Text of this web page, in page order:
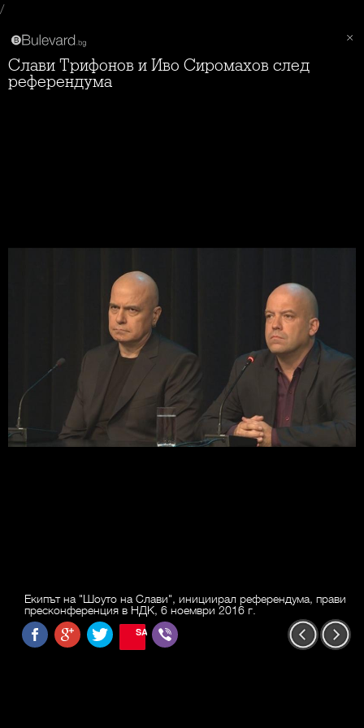
/
Слави Трифонов и Иво Сиромахов след
референдума
Екипът на "Шоуто на Слави", инициирал референдума, прави
пресконференция в НДК, 6 ноември 2016 г.
SAVE